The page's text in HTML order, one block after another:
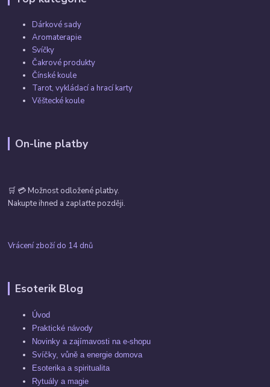
Dárkové sady
Aromaterapie
Svíčky
Čakrové produkty
Čínské koule
Tarot, vykládací a hrací karty
Věštecké koule
On-line platby
🛒 💳 Možnost odložené platby.
Nakupte ihned a zaplaťte později.
Vrácení zboží do 14 dnů
Esoterik Blog
Úvod
Praktické návody
Novinky a zajímavosti na e-shopu
Svíčky, vůně a energie domova
Esoterika a spiritualita
Rytuály a magie